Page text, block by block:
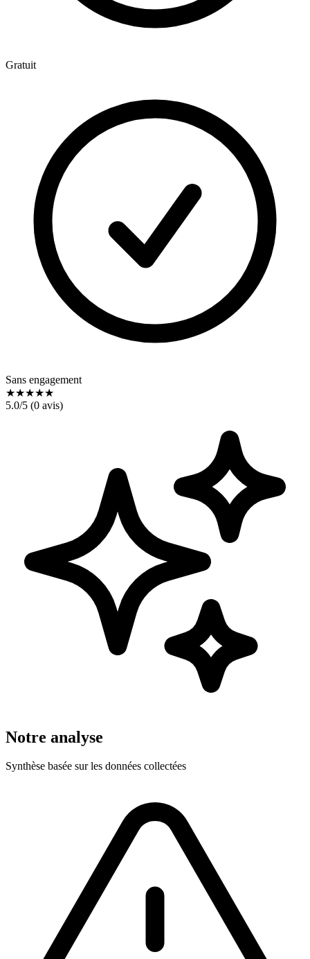
Gratuit
Sans engagement
★★★★★
5.0/5 (0 avis)
Notre analyse
Synthèse basée sur les données collectées